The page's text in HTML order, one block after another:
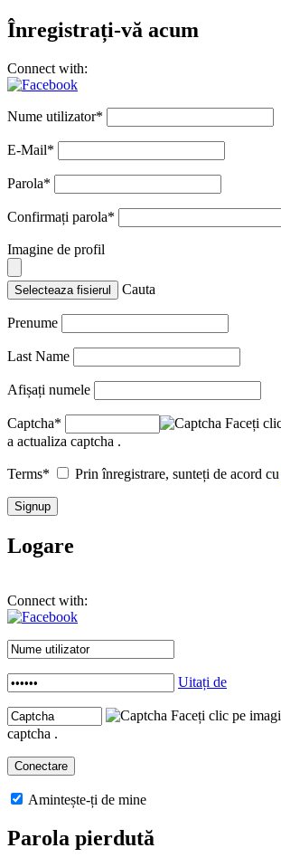
Înregistrați-vă acum
Connect with:
Nume utilizator*
E-Mail*
Parola*
Confirmați parola*
Imagine de profil
Selecteaza fisierul Cauta
Prenume
Last Name
Afișați numele
Captcha*
Faceți
a actualiza captcha .
Terms* Prin înregistrare, sunteți de acord cu
Logare
Connect with:
Uitați de
Faceți clic pe
captcha .
Amintește-ți de mine
Parola pierdută